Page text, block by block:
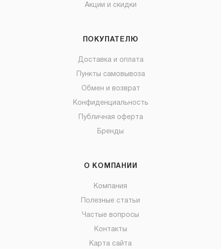
Акции и скидки
ПОКУПАТЕЛЮ
Доставка и оплата
Пункты самовывоза
Обмен и возврат
Конфиденциальность
Публичная оферта
Бренды
О КОМПАНИИ
Компания
Полезные статьи
Частые вопросы
Контакты
Карта сайта